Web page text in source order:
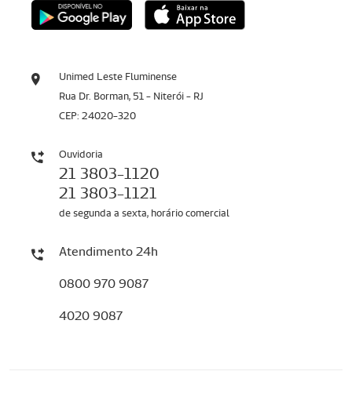
Unimed Leste Fluminense
Rua Dr. Borman, 51 - Niterói - RJ
CEP: 24020-320
Ouvidoria
21 3803-1120
21 3803-1121
de segunda a sexta, horário comercial
Atendimento 24h
0800 970 9087
4020 9087